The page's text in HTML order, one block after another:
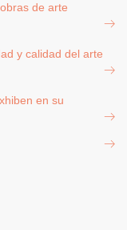
de arte
y calidad del arte
en su